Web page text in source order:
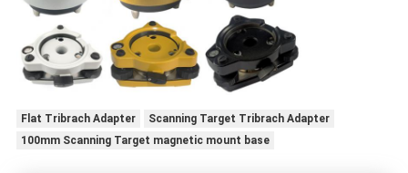
Flat Tribrach Adapter
Scanning Target Tribrach Adapter
100mm Scanning Target magnetic mount base